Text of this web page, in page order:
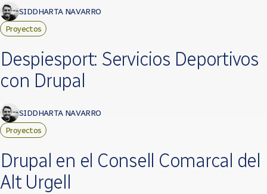
SIDDHARTA NAVARRO
Proyectos
Despiesport: Servicios Deportivos
con Drupal
SIDDHARTA NAVARRO
Proyectos
Drupal en el Consell Comarcal del
Alt Urgell